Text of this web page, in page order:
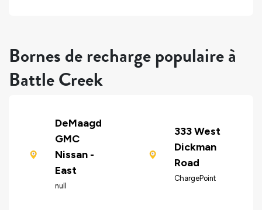
Bornes de recharge populaire à
Battle Creek
DeMaagd
GMC
Nissan -
East
null
333 West
Dickman
Road
ChargePoint